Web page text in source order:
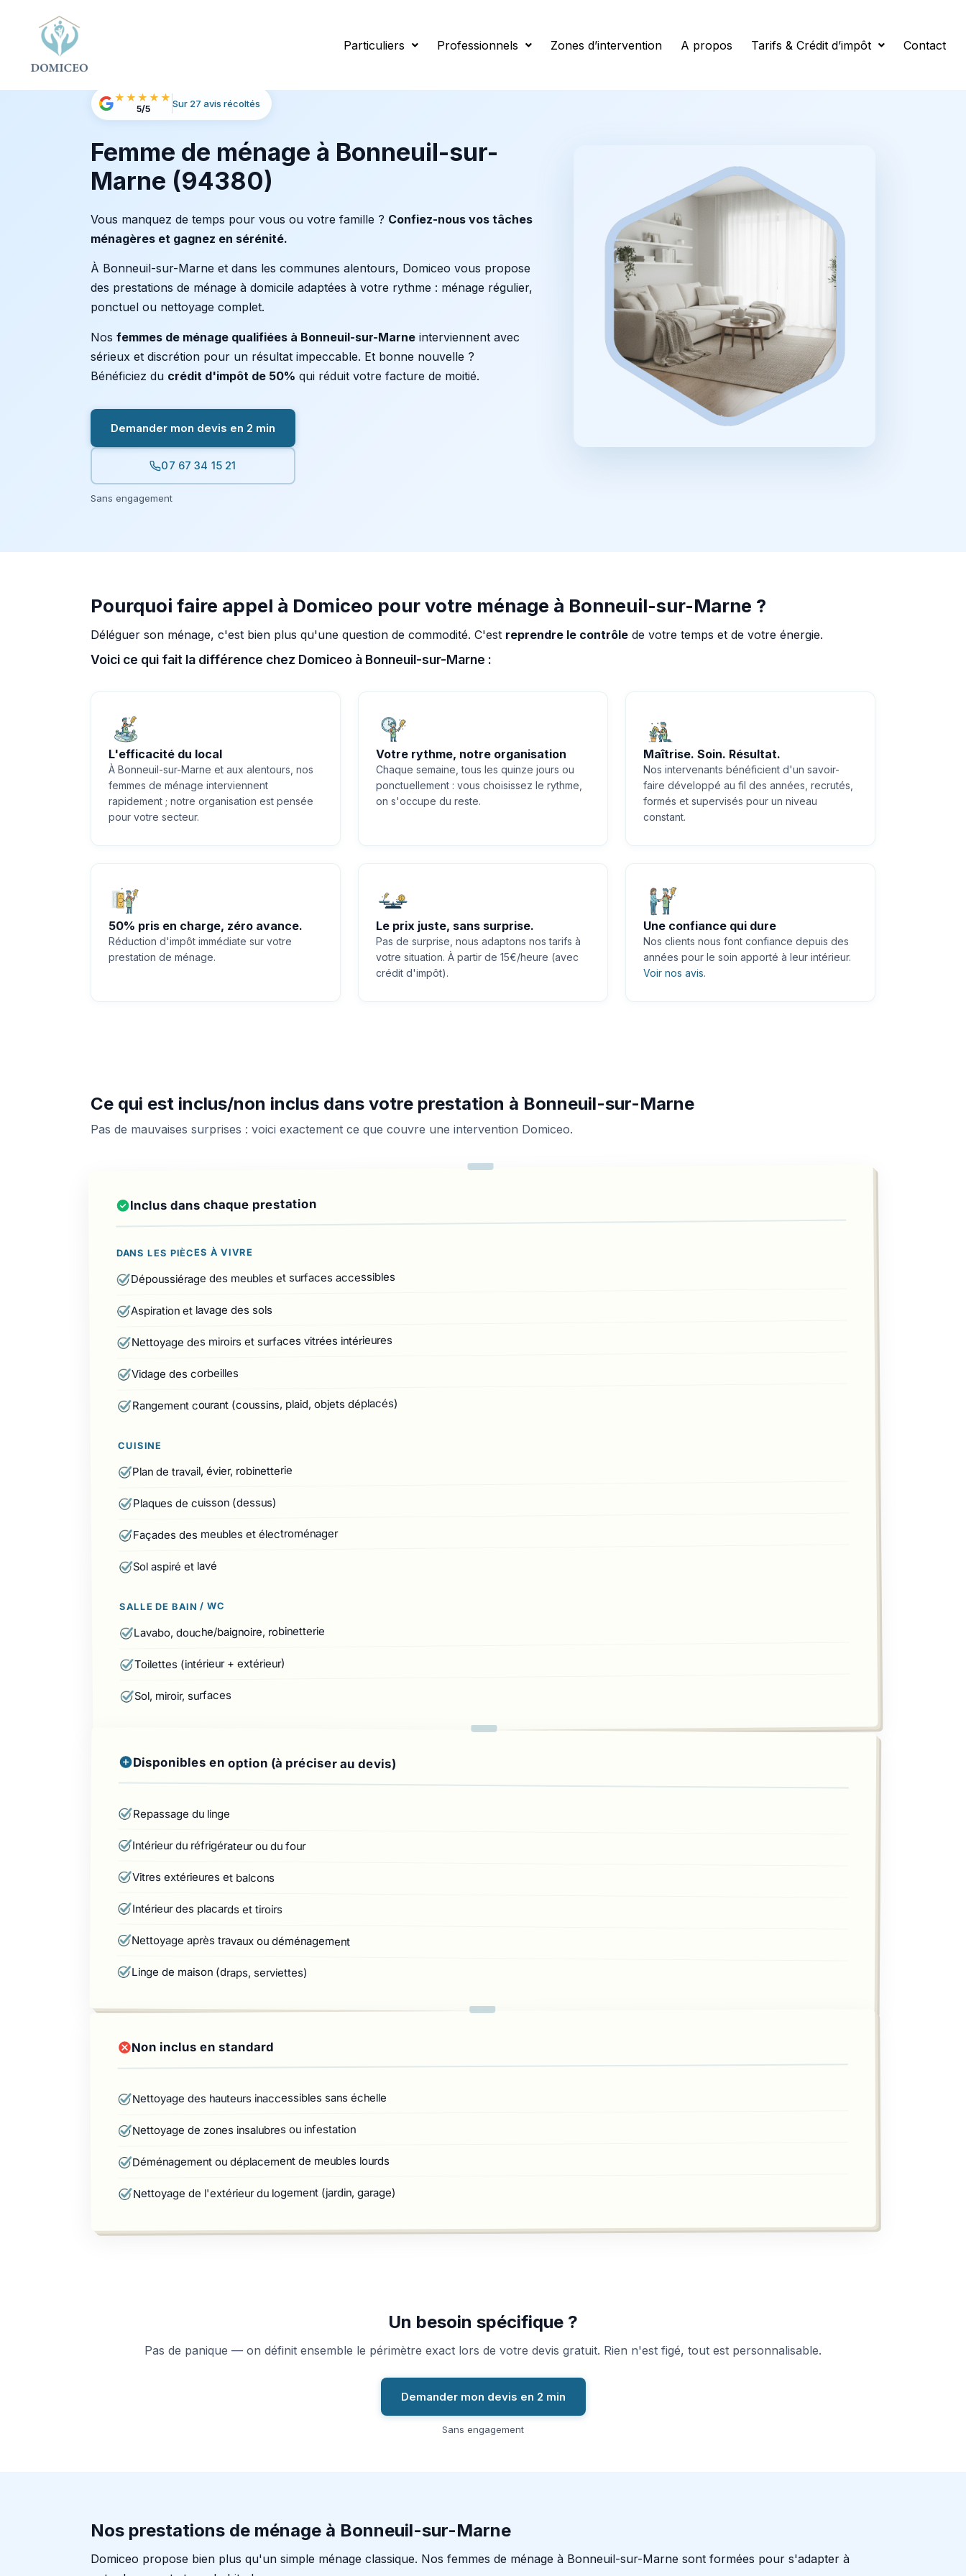
Particuliers Professionnels Zones d’intervention A propos Tarifs & Crédit d’impôt Contact
★★★★★
5/5 Sur 27 avis récoltés
Femme de ménage à Bonneuil-sur-
Marne (94380)
Vous manquez de temps pour vous ou votre famille ? Confiez-nous vos tâches
ménagères et gagnez en sérénité.
À Bonneuil-sur-Marne et dans les communes alentours, Domiceo vous propose
des prestations de ménage à domicile adaptées à votre rythme : ménage régulier,
ponctuel ou nettoyage complet.
Nos femmes de ménage qualifiées à Bonneuil-sur-Marne interviennent avec
sérieux et discrétion pour un résultat impeccable. Et bonne nouvelle ?
Bénéficiez du crédit d'impôt de 50% qui réduit votre facture de moitié.
Demander mon devis en 2 min
07 67 34 15 21
Sans engagement
Pourquoi faire appel à Domiceo pour votre ménage à Bonneuil-sur-Marne ?
Déléguer son ménage, c'est bien plus qu'une question de commodité. C'est reprendre le contrôle de votre temps et de votre énergie.
Voici ce qui fait la différence chez Domiceo à Bonneuil-sur-Marne :
L'efficacité du local
À Bonneuil-sur-Marne et aux alentours, nos
femmes de ménage interviennent
rapidement ; notre organisation est pensée
pour votre secteur.
Votre rythme, notre organisation
Chaque semaine, tous les quinze jours ou
ponctuellement : vous choisissez le rythme,
on s'occupe du reste.
Maîtrise. Soin. Résultat.
Nos intervenants bénéficient d'un savoir-
faire développé au fil des années, recrutés,
formés et supervisés pour un niveau
constant.
50% pris en charge, zéro avance.
Réduction d'impôt immédiate sur votre
prestation de ménage.
Le prix juste, sans surprise.
Pas de surprise, nous adaptons nos tarifs à
votre situation. À partir de 15€/heure (avec
crédit d'impôt).
Une confiance qui dure
Nos clients nous font confiance depuis des
années pour le soin apporté à leur intérieur.
Voir nos avis.
Ce qui est inclus/non inclus dans votre prestation à Bonneuil-sur-Marne
Pas de mauvaises surprises : voici exactement ce que couvre une intervention Domiceo.
Inclus dans chaque prestation
DANS LES PIÈCES À VIVRE
Dépoussiérage des meubles et surfaces accessibles
Aspiration et lavage des sols
Nettoyage des miroirs et surfaces vitrées intérieures
Vidage des corbeilles
Rangement courant (coussins, plaid, objets déplacés)
CUISINE
Plan de travail, évier, robinetterie
Plaques de cuisson (dessus)
Façades des meubles et électroménager
Sol aspiré et lavé
SALLE DE BAIN / WC
Lavabo, douche/baignoire, robinetterie
Toilettes (intérieur + extérieur)
Sol, miroir, surfaces
Disponibles en option (à préciser au devis)
Repassage du linge
Intérieur du réfrigérateur ou du four
Vitres extérieures et balcons
Intérieur des placards et tiroirs
Nettoyage après travaux ou déménagement
Linge de maison (draps, serviettes)
Non inclus en standard
Nettoyage des hauteurs inaccessibles sans échelle
Nettoyage de zones insalubres ou infestation
Déménagement ou déplacement de meubles lourds
Nettoyage de l'extérieur du logement (jardin, garage)
Un besoin spécifique ?
Pas de panique — on définit ensemble le périmètre exact lors de votre devis gratuit. Rien n'est figé, tout est personnalisable.
Demander mon devis en 2 min
Sans engagement
Nos prestations de ménage à Bonneuil-sur-Marne
Domiceo propose bien plus qu'un simple ménage classique. Nos femmes de ménage à Bonneuil-sur-Marne sont formées pour s'adapter à